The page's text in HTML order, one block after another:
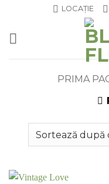
content
LOCAȚIE
PRIMA